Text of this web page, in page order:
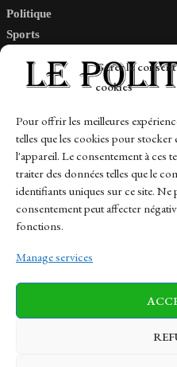
Gérer le
cookies
Pour offrir les meilleures
telles que les cookies pour
l'appareil. Le consentement à ces
traiter des données telles que le
identifiants uniques sur ce site.
consentement peut affecter
fonctions.
Manage services
Politique
Sports
Links
Contact
Sitemap
News Finance-
Business Tech